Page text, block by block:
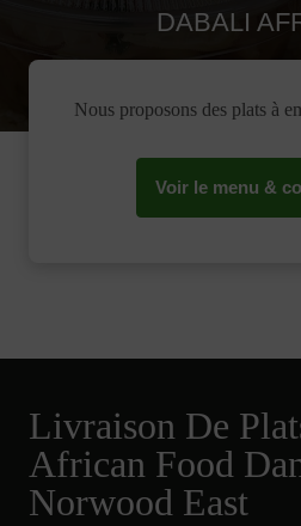
DABALI
Nous proposons des plats à
Voir le menu &
Livraison De
African Food
Norwood East